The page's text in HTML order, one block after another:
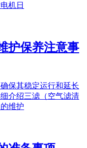
机日
护保养注意事
保其稳定运行和延长
介绍三滤（空气滤清
维护